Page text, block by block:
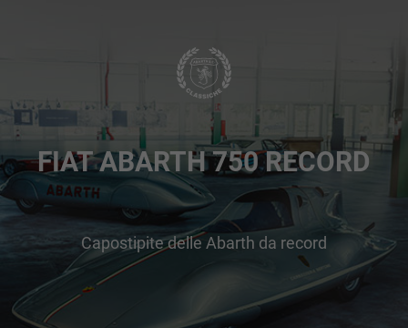
FIAT ABARTH 750 RECORD
Capostipite delle Abarth da record